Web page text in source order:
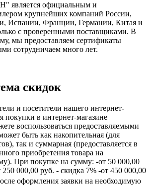
является официальным и
крупнейших компаний России,
Испании, Франции, Германии, Китая и
с проверенными поставщиками. В
мы предоставляем сертификаты
сотрудничаем много лет.
скидок
и посетители нашего интернет-
покупки в интернет-магазине
воспользоваться предоставляемыми
быть как накопительная (для
так и суммарная (предоставляется в
приобретения товара на
При покупке на сумму: -от 50 000,00
000,00 руб. - скидка 7% -от 450 000,00
оформления заявки на необходимую